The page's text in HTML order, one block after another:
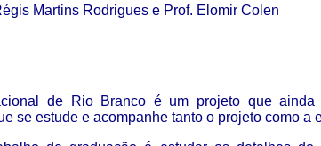
Martins Rodrigues e Prof. Elomir Colen
de Rio Branco é um projeto que
se estude e acompanhe tanto o projeto como a